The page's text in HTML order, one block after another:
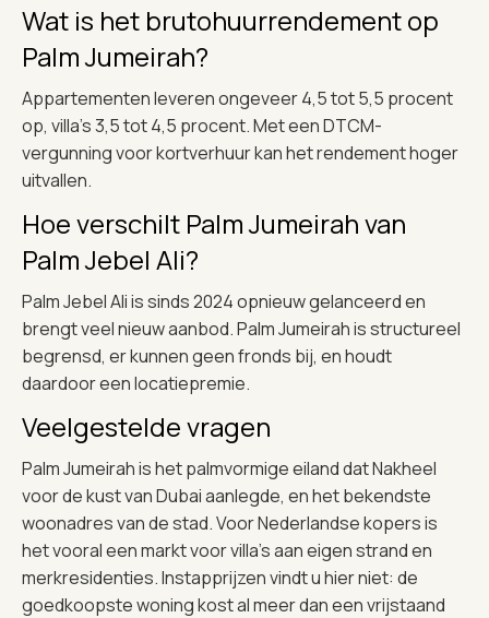
Wat is het brutohuurrendement op
Palm Jumeirah?
Appartementen leveren ongeveer 4,5 tot 5,5 procent
op, villa’s 3,5 tot 4,5 procent. Met een DTCM-
vergunning voor kortverhuur kan het rendement hoger
uitvallen.
Hoe verschilt Palm Jumeirah van
Palm Jebel Ali?
Palm Jebel Ali is sinds 2024 opnieuw gelanceerd en
brengt veel nieuw aanbod. Palm Jumeirah is structureel
begrensd, er kunnen geen fronds bij, en houdt
daardoor een locatiepremie.
Veelgestelde vragen
Palm Jumeirah is het palmvormige eiland dat Nakheel
voor de kust van Dubai aanlegde, en het bekendste
woonadres van de stad. Voor Nederlandse kopers is
het vooral een markt voor villa’s aan eigen strand en
merkresidenties. Instapprijzen vindt u hier niet: de
goedkoopste woning kost al meer dan een vrijstaand